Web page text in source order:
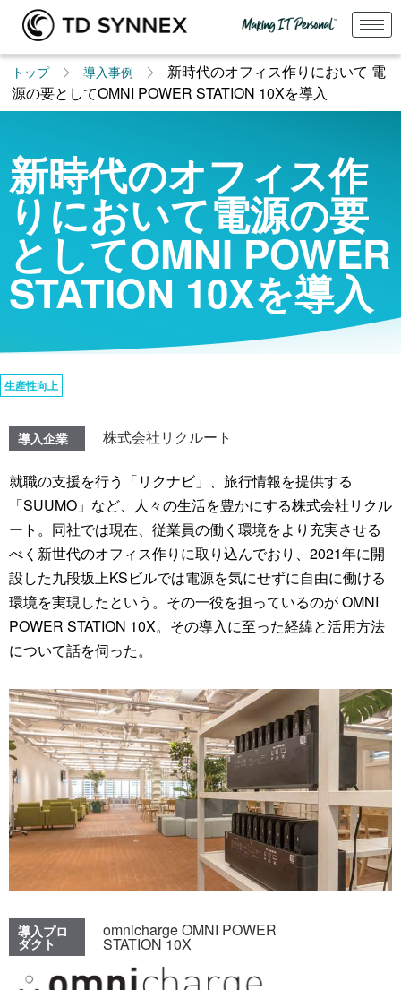
トップ 導入事例
新時代のオフィス作りにおいて 電
源の要としてOMNI POWER STATION 10Xを導入
新時代のオフィス作
りにおいて電源の要
としてOMNI POWER
STATION 10Xを導入
生産性向上
導入企業 株式会社リクルート
就職の支援を行う「リクナビ」、旅行情報を提供する
「SUUMO」など、人々の生活を豊かにする株式会社リクル
ート。同社では現在、従業員の働く環境をより充実させる
べく新世代のオフィス作りに取り込んでおり、2021年に開
設した九段坂上KSビルでは電源を気にせずに自由に働ける
環境を実現したという。その一役を担っているのが OMNI
POWER STATION 10X。その導入に至った経緯と活用方法
について話を伺った。
導入プロ
ダクト
omnicharge OMNI POWER
STATION 10X